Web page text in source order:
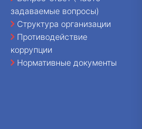
задаваемые вопросы)
Структура организации
Противодействие
коррупции
Нормативные документы